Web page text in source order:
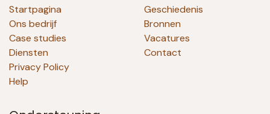
Startpagina
Ons bedrijf
Case studies
Diensten
Privacy Policy
Help
Geschiedenis
Bronnen
Vacatures
Contact